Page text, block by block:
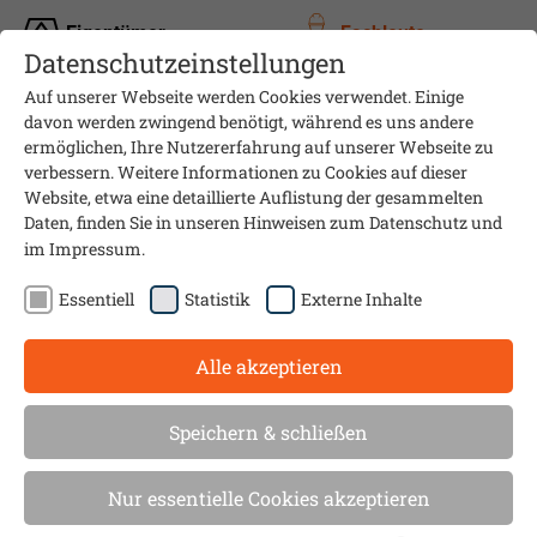
Eigentümer Fachleute
Praxisdialog online: Gute
Beratung als Energieberater-
Fachleute bieten
Heizungstausch in
Datenschutzeinstellungen
Auf unserer Webseite werden Cookies verwendet. Einige
davon werden zwingend benötigt, während es uns andere
ermöglichen, Ihre Nutzererfahrung auf unserer Webseite zu
verbessern. Weitere Informationen zu Cookies auf dieser
Website, etwa eine detaillierte Auflistung der gesammelten
Daten, finden Sie in unseren Hinweisen zum Datenschutzund
im Impressum.
Essentiell Statistik Externe Inhalte
Alle akzeptieren
Speichern & schließen
Nur essentielle Cookies akzeptieren